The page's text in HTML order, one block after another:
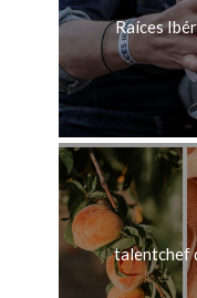
Raíces
talentchef